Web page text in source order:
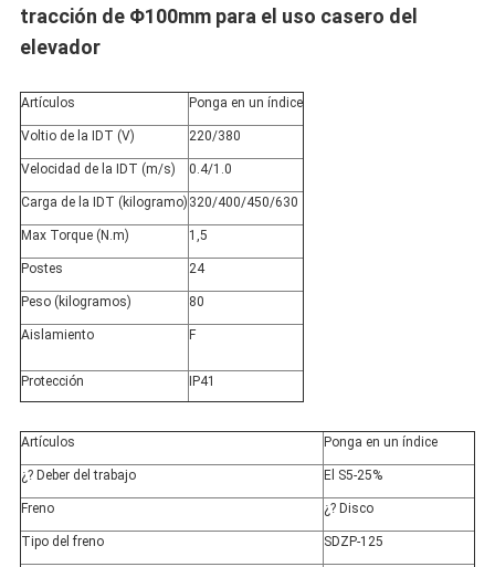
tracción de Φ100mm para el uso casero del
elevador
Artículos Ponga en un índice
Voltio de la IDT (V) 220/380
Velocidad de la IDT (m/s) 0.4/1.0
Carga de la IDT (kilogramo) 320/400/450/630
Max Torque (N.m) 1,5
Postes 24
Peso (kilogramos) 80
Aislamiento F
Protección IP41
Artículos Ponga en un índice
¿? Deber del trabajo El S5-25%
Freno ¿? Disco
Tipo del freno SDZP-125